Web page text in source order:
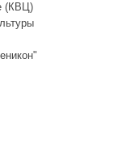
(КВЦ)